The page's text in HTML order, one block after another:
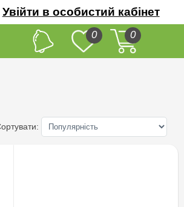
Увійти в особистий кабінет
0 0